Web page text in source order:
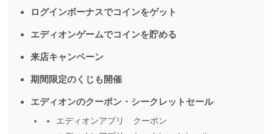
ログインボーナスでコインをゲット
エディオンゲームでコインを貯める
来店キャンペーン
期間限定のくじも開催
エディオンのクーポン・シークレットセール
エディオンアプリ クーポン